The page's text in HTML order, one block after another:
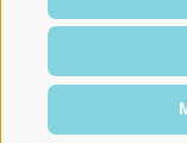
Copyright @ 2026 -
Amministrazione